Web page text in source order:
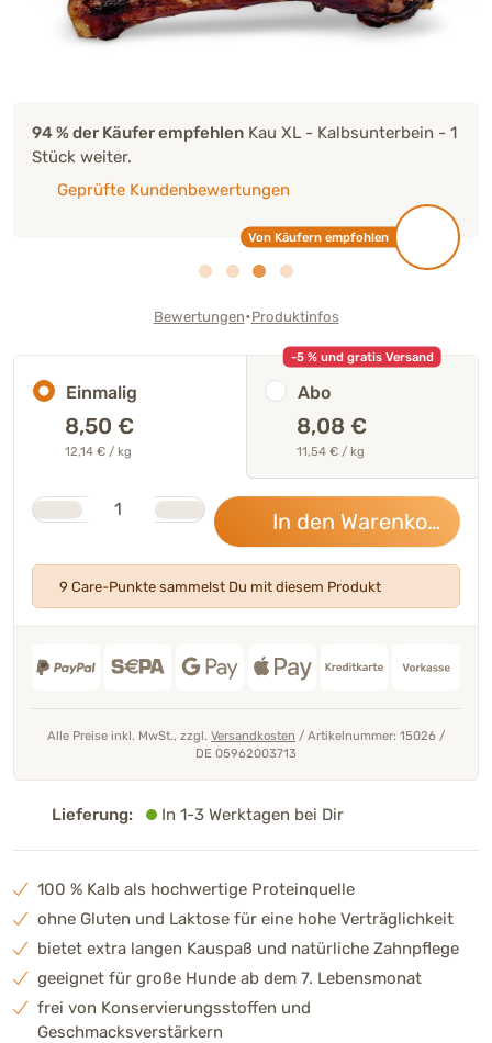
94 % der Käufer empfehlen Kau XL - Kalbsunterbein - 1
Stück weiter.
Geprüfte Kundenbewertungen
Von Käufern empfohlen
100 % Kalb als hochwertige Proteinquelle
ohne Gluten und Laktose für eine hohe Verträglichkeit
bietet extra langen Kauspaß und natürliche Zahnpflege
geeignet für große Hunde ab dem 7. Lebensmonat
frei von Konservierungsstoffen und
Geschmacksverstärkern
Bewertungen•Produktinfos
Einmalig
8,50 €
12,14 € / kg
-5 % und gratis Versand
Abo
8,08 €
11,54 € / kg
Anzahl
In den Warenkorb
9 Care-Punkte sammelst Du mit diesem Produkt
Alle Preise inkl. MwSt., zzgl. Versandkosten / Artikelnummer: 15026 /
DE 05962003713
Lieferung: In 1-3 Werktagen bei Dir